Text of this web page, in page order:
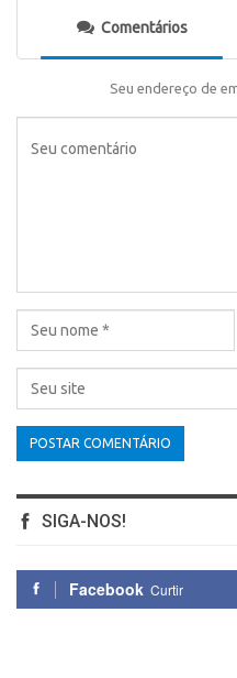
Comentários
Seu endereço de
SIGA-NOS!
Facebook Curtir